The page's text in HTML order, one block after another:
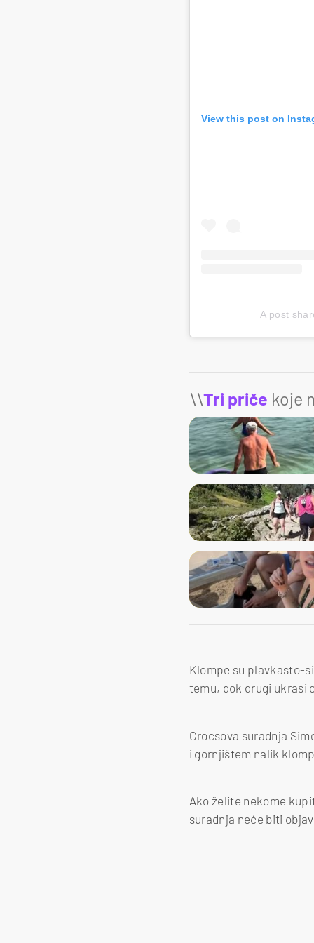
View this post on
A post
\\Tri priče koje
Klompe su plavkasto-
temu, dok drugi ukrasi
Crocsova suradnja
i gornjištem nalik
Ako želite nekome
suradnja neće biti